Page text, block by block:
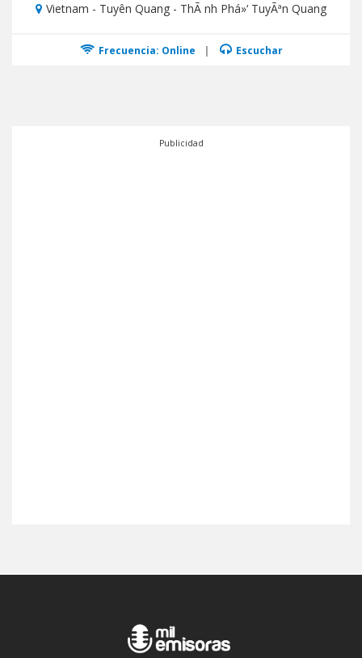
Vietnam - Tuyên Quang - ThÃ nh Phá»‘ TuyÃªn Quang
Frecuencia: Online | Escuchar
Publicidad